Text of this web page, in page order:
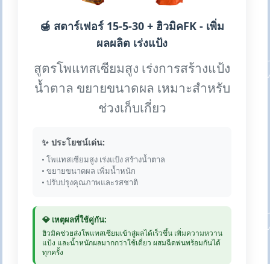
🍯 สตาร์เฟอร์ 15-5-30 + ฮิวมิคFK - เพิ่ม
ผลผลิต เร่งแป้ง
สูตรโพแทสเซียมสูง เร่งการสร้างแป้ง
น้ำตาล ขยายขนาดผล เหมาะสำหรับ
ช่วงเก็บเกี่ยว
✨ ประโยชน์เด่น:
• โพแทสเซียมสูง เร่งแป้ง สร้างน้ำตาล
• ขยายขนาดผล เพิ่มน้ำหนัก
• ปรับปรุงคุณภาพและรสชาติ
💎 เหตุผลที่ใช้คู่กัน:
ฮิวมิคช่วยส่งโพแทสเซียมเข้าสู่ผลได้เร็วขึ้น เพิ่มความหวาน
แป้ง และน้ำหนักผลมากกว่าใช้เดี่ยว ผสมฉีดพ่นพร้อมกันได้
ทุกครั้ง